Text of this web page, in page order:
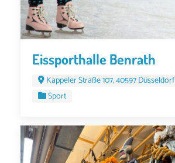
Eissporthalle Benrath
Kappeler Straße 107, 40597 Düsseldorf
Sport